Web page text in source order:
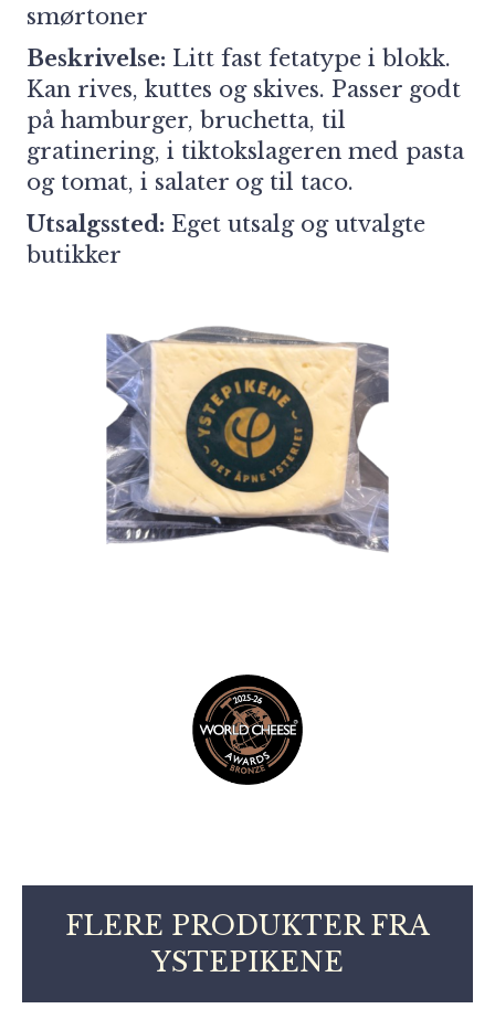
smørtoner
Beskrivelse: Litt fast fetatype i blokk.
Kan rives, kuttes og skives. Passer godt
på hamburger, bruchetta, til
gratinering, i tiktokslageren med pasta
og tomat, i salater og til taco.
Utsalgssted: Eget utsalg og utvalgte
butikker
FLERE PRODUKTER FRA
YSTEPIKENE